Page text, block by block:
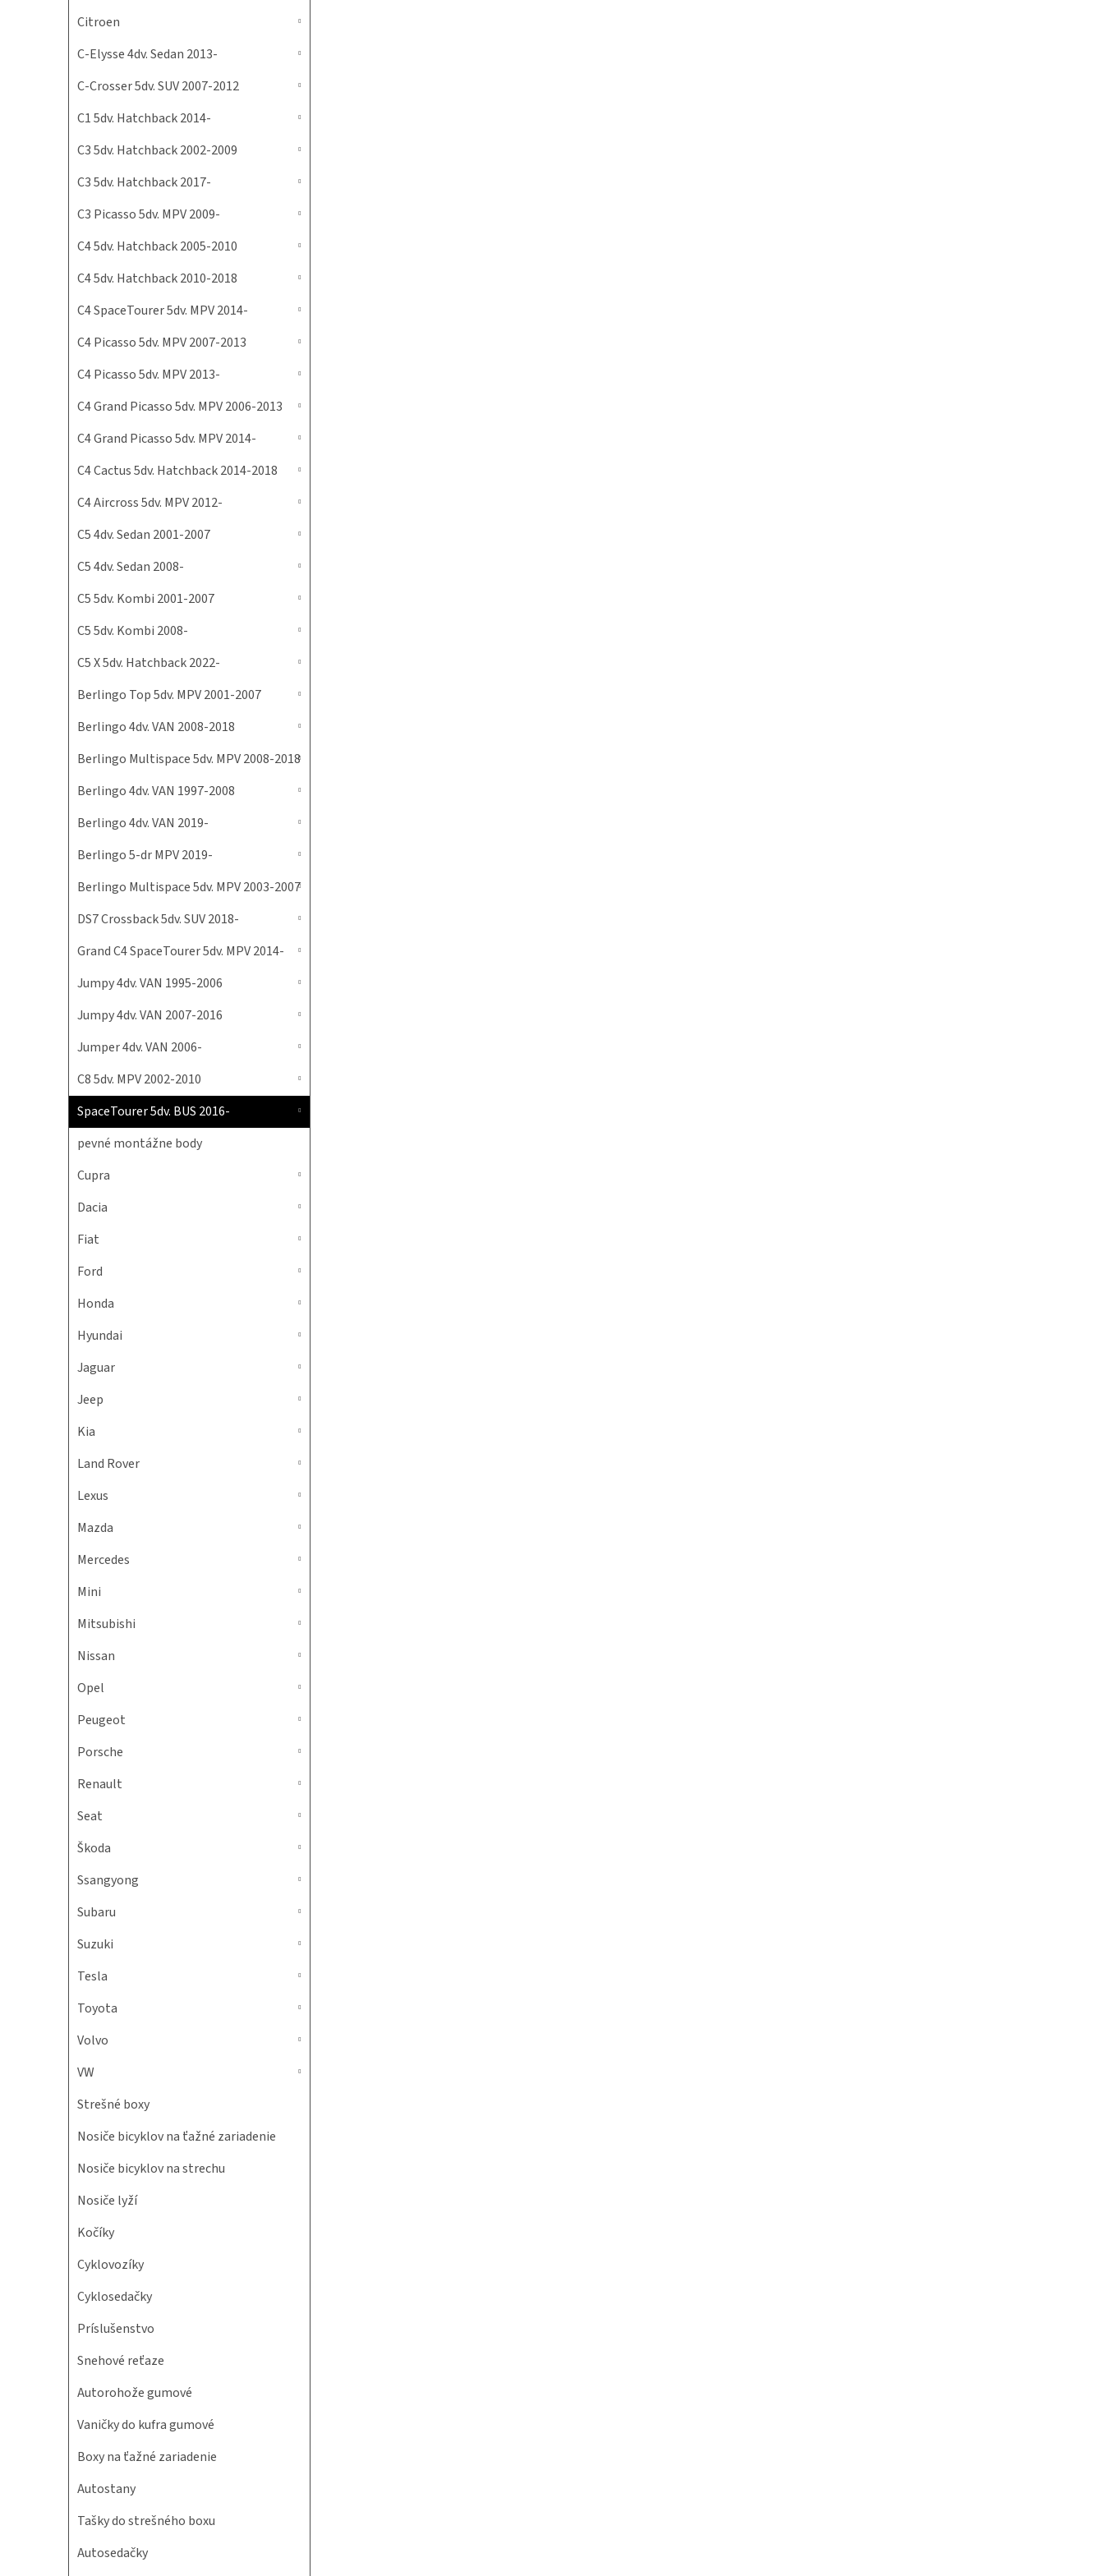
Citroen
C-Elysse 4dv. Sedan 2013-
C-Crosser 5dv. SUV 2007-2012
C1 5dv. Hatchback 2014-
C3 5dv. Hatchback 2002-2009
C3 5dv. Hatchback 2017-
C3 Picasso 5dv. MPV 2009-
C4 5dv. Hatchback 2005-2010
C4 5dv. Hatchback 2010-2018
C4 SpaceTourer 5dv. MPV 2014-
C4 Picasso 5dv. MPV 2007-2013
C4 Picasso 5dv. MPV 2013-
C4 Grand Picasso 5dv. MPV 2006-2013
C4 Grand Picasso 5dv. MPV 2014-
C4 Cactus 5dv. Hatchback 2014-2018
C4 Aircross 5dv. MPV 2012-
C5 4dv. Sedan 2001-2007
C5 4dv. Sedan 2008-
C5 5dv. Kombi 2001-2007
C5 5dv. Kombi 2008-
C5 X 5dv. Hatchback 2022-
Berlingo Top 5dv. MPV 2001-2007
Berlingo 4dv. VAN 2008-2018
Berlingo Multispace 5dv. MPV 2008-2018
Berlingo 4dv. VAN 1997-2008
Berlingo 4dv. VAN 2019-
Berlingo 5-dr MPV 2019-
Berlingo Multispace 5dv. MPV 2003-2007
DS7 Crossback 5dv. SUV 2018-
Grand C4 SpaceTourer 5dv. MPV 2014-
Jumpy 4dv. VAN 1995-2006
Jumpy 4dv. VAN 2007-2016
Jumper 4dv. VAN 2006-
C8 5dv. MPV 2002-2010
SpaceTourer 5dv. BUS 2016-
pevné montážne body
Cupra
Dacia
Fiat
Ford
Honda
Hyundai
Jaguar
Jeep
Kia
Land Rover
Lexus
Mazda
Mercedes
Mini
Mitsubishi
Nissan
Opel
Peugeot
Porsche
Renault
Seat
Škoda
Ssangyong
Subaru
Suzuki
Tesla
Toyota
Volvo
VW
Strešné boxy
Nosiče bicyklov na ťažné zariadenie
Nosiče bicyklov na strechu
Nosiče lyží
Kočíky
Cyklovozíky
Cyklosedačky
Príslušenstvo
Snehové reťaze
Autorohože gumové
Vaničky do kufra gumové
Boxy na ťažné zariadenie
Autostany
Tašky do strešného boxu
Autosedačky